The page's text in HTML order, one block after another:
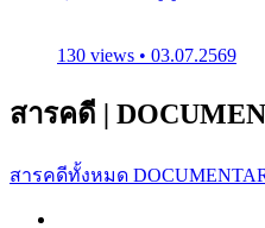
130 views • 03.07.2569
สารคดี |
สารคดีทั้งหมด